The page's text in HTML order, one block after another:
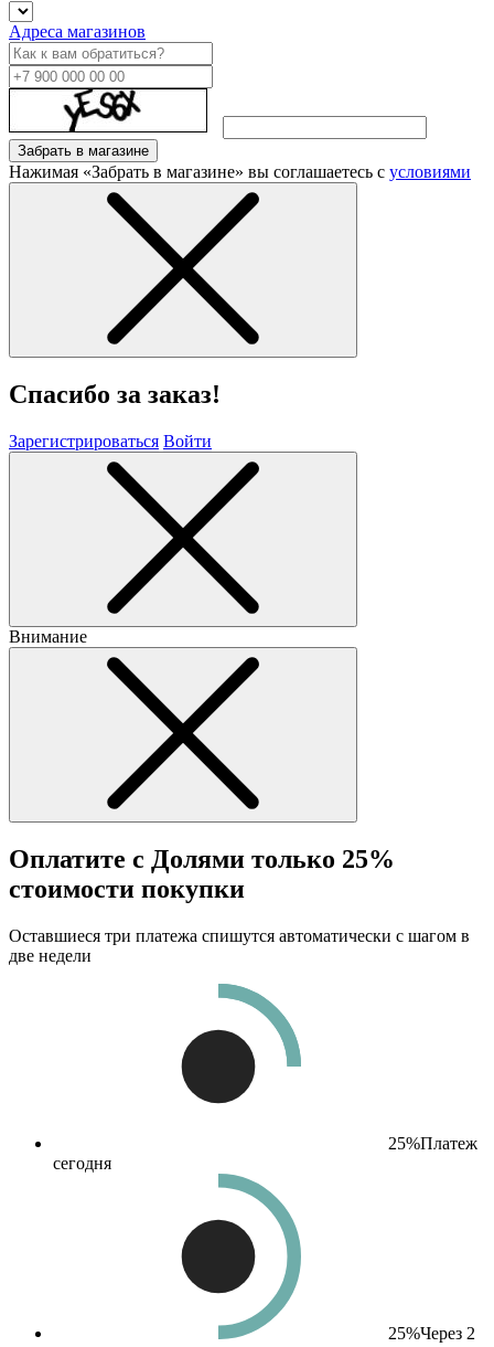
Адреса магазинов
Забрать в магазине
Нажимая «Забрать в магазине» вы соглашаетесь с условиями
Спасибо за заказ!
Зарегистрироваться Войти
Внимание
Оплатите с Долями только 25%
стоимости покупки
Оставшиеся три платежа спишутся автоматически с шагом в
две недели
25%Платеж
сегодня
25%Через 2